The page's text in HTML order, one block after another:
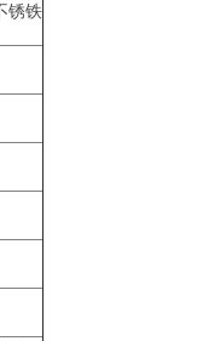
锈铁